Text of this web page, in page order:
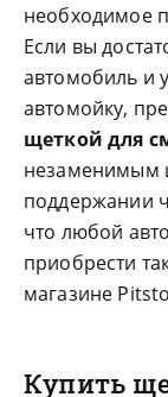
необходимое
Если вы
автомобиль и
автомойку,
щеткой для
незаменимым
поддержании
что любой
приобрести
магазине
Купить